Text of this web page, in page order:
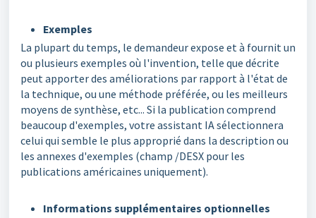
Exemples
La plupart du temps, le demandeur expose et à fournit un
ou plusieurs exemples où l'invention, telle que décrite
peut apporter des améliorations par rapport à l'état de
la technique, ou une méthode préférée, ou les meilleurs
moyens de synthèse, etc... Si la publication comprend
beaucoup d'exemples, votre assistant IA sélectionnera
celui qui semble le plus approprié dans la description ou
les annexes d'exemples (champ /DESX pour les
publications américaines uniquement).
Informations supplémentaires optionnelles